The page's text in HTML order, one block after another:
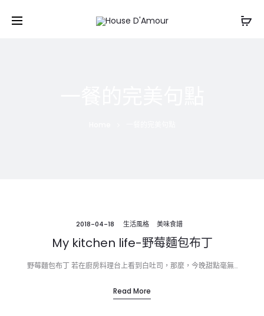
2018-04-18 生活風格 美味食譜
My kitchen life-野莓麵包布丁
野莓麵包布丁 若在廚房料理台上看到白吐司，那麼，今晚甜點毫無…
Read More